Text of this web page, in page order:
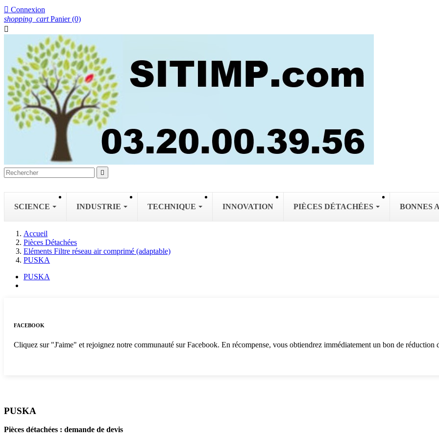
 Connexion
shopping_cart Panier (0)


SCIENCE INDUSTRIE TECHNIQUE INNOVATION PIÈCES DÉTACHÉES BONNES
Accueil
Pièces Détachées
Eléments Filtre réseau air comprimé (adaptable)
PUSKA
PUSKA
FACEBOOK
Cliquez sur "J'aime" et rejoignez notre communauté sur Facebook. En récompense, vous obtiendrez immédiatement un bon de réduction
PUSKA
Pièces détachées : demande de devis